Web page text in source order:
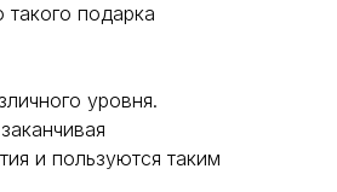
подарка
уровня.
и пользуются таким